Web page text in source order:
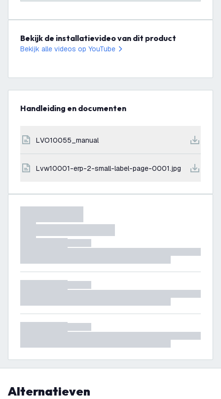
Bekijk de installatievideo van dit product
Bekijk alle videos op YouTube
Handleiding en documenten
LVO10055_manual
lvw10001-erp-2-small-label-page-0001.jpg
Alternatieven